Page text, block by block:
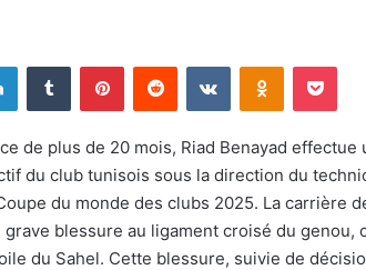
LinkedinTumblr PinterestReddit VKontakte
de plus de 20 mois, Riad Benayad effectue
du club tunisois sous la direction du
du monde des clubs 2025. La carrière
blessure au ligament croisé du genou,
du Sahel. Cette blessure, suivie de